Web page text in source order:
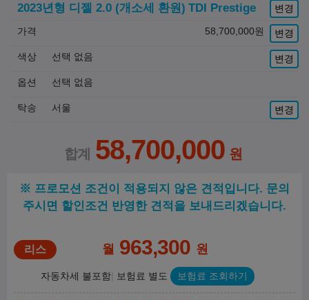
2023년형 디젤 2.0 (개소세 환원) TDI Prestige 변경
가격 58,700,000원 변경
색상 선택 없음 변경
옵션 선택 없음
탁송 서울 변경
58,700,000
※ 프로모션 조건이 적용되지 않은 견적입니다. 문의
주시면 할인조건 반영한 견적을 보내드리겠습니다.
월 963,300 원
자동차세 불포함 보험료 별도 보험료 조회하기